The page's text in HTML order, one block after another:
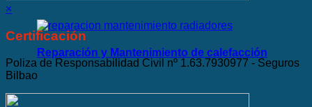
Reparación y Mantenimiento de calefacción
×
Certificación
Poliza de Responsabilidad Civil nº 1.63.7930977 - Seguros
Bilbao